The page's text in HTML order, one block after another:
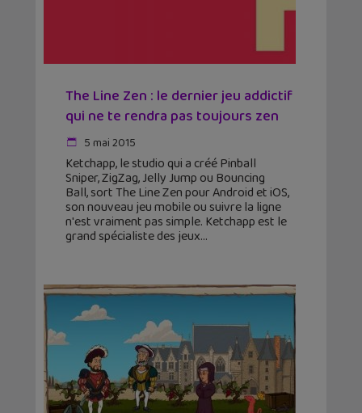
The Line Zen : le dernier jeu addictif
qui ne te rendra pas toujours zen
5 mai 2015
Ketchapp, le studio qui a créé Pinball
Sniper, ZigZag, Jelly Jump ou Bouncing
Ball, sort The Line Zen pour Android et iOS,
son nouveau jeu mobile ou suivre la ligne
n'est vraiment pas simple. Ketchapp est le
grand spécialiste des jeux